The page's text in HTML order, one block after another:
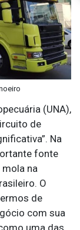
(UNA),
de
Na
fonte
mola na
O
de
com sua